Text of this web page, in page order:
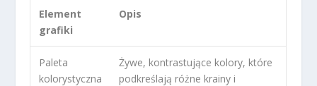
Element
grafiki
Opis
Paleta
kolorystyczna
Żywe, kontrastujące kolory, które
podkreślają różne krainy i